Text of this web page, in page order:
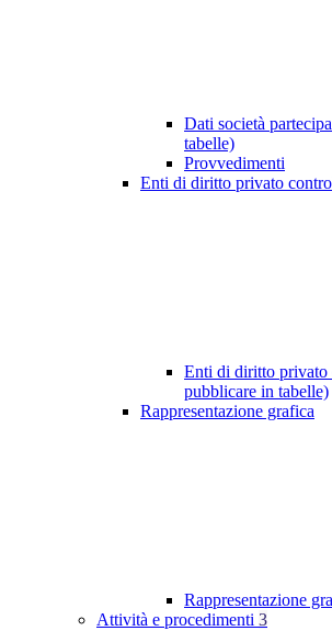
Dati società
tabelle)
Provvedimenti
Enti di diritto privato
Enti di diritto privato
pubblicare in tabelle)
Rappresentazione grafica
Rappresentazione
Attività e procedimenti 3